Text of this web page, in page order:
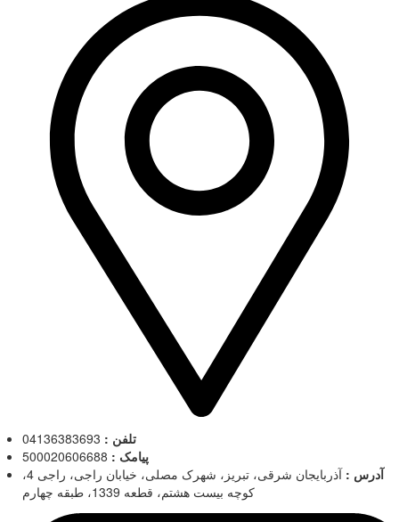
تلفن :
پیامک :
آدرس :
آذربایجان شرقی، تبریز، شهرک مصلی، خیابان راجی، راجی 4،
کوچه بیست هشتم، قطعه 1339، طبقه چهارم